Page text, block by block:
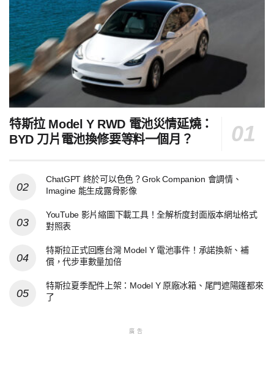
特斯拉 Model Y RWD 電池災情延燒：
BYD 刀片電池換修要等料一個月？
ChatGPT 終於可以色色？Grok Companion 會調情、
Imagine 能生成露骨影像
YouTube 影片縮圖下載工具！全解析度封面版本網址格式
對照表
特斯拉正式回應台灣 Model Y 電池事件！承諾換新、補
償，代步車數量加倍
特斯拉夏季配件上架：Model Y 原廠冰箱、尾門遮陽篷都來
了
廣告